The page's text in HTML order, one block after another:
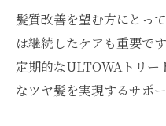
髪質改善を望む方にとっ
は継続したケアも重要で
定期的なULTOWAトリー
なツヤ髪を実現するサポ